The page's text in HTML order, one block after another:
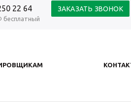
22 64
бесплатный
ЗАКАЗАТЬ ЗВОНОК